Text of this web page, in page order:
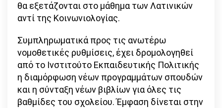
θα εξετάζονται στο μάθημα των Λατινικών
αντί της Κοινωνιολογίας.
Συμπληρωματικά προς τις ανωτέρω
νομοθετικές ρυθμίσεις, έχει δρομολογηθεί
από το Ινστιτούτο Εκπαιδευτικής Πολιτικής
η διαμόρφωση νέων προγραμμάτων σπουδών
και η σύνταξη νέων βιβλίων για όλες τις
βαθμίδες του σχολείου. Έμφαση δίνεται στην